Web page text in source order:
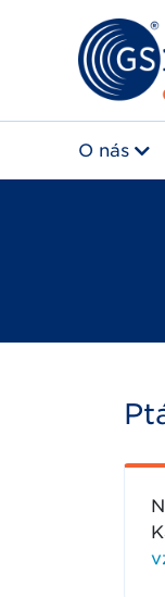
O nás